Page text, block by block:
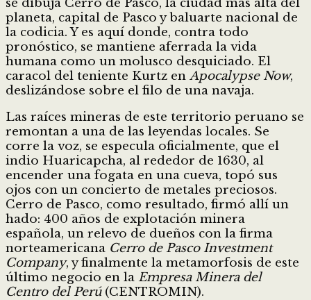
se dibuja Cerro de Pasco, la ciudad más alta del
planeta, capital de Pasco y baluarte nacional de
la codicia. Y es aquí donde, contra todo
pronóstico, se mantiene aferrada la vida
humana como un molusco desquiciado. El
caracol del teniente Kurtz en Apocalypse Now,
deslizándose sobre el filo de una navaja.
Las raíces mineras de este territorio peruano se
remontan a una de las leyendas locales. Se
corre la voz, se especula oficialmente, que el
indio Huaricapcha, al rededor de 1630, al
encender una fogata en una cueva, topó sus
ojos con un concierto de metales preciosos.
Cerro de Pasco, como resultado, firmó allí un
hado: 400 años de explotación minera
española, un relevo de dueños con la firma
norteamericana Cerro de Pasco Investment
Company, y finalmente la metamorfosis de este
último negocio en la Empresa Minera del
Centro del Perú(CENTROMIN).